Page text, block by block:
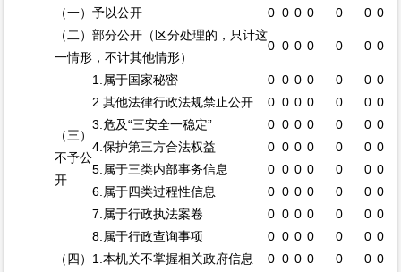
（一）予以公开 0 0 0 0 0 0 0
（二）部分公开（区分处理的，只计这
一情形，不计其他情形）
0 0 0 0 0 0 0
（三）
不予公
开
1.属于国家秘密 0 0 0 0 0 0 0
2.其他法律行政法规禁止公开
0 0 0 0 0 0 0
3.危及“三安全一稳定”
0 0 0 0 0 0 0
4.保护第三方合法权益
0 0 0 0 0 0 0
5.属于三类内部事务信息
0 0 0 0 0 0 0
6.属于四类过程性信息
0 0 0 0 0 0 0
7.属于行政执法案卷
0 0 0 0 0 0 0
8.属于行政查询事项
0 0 0 0 0 0 0
（四） 1.本机关不掌握相关政府信息 0 0 0 0 0 0 0